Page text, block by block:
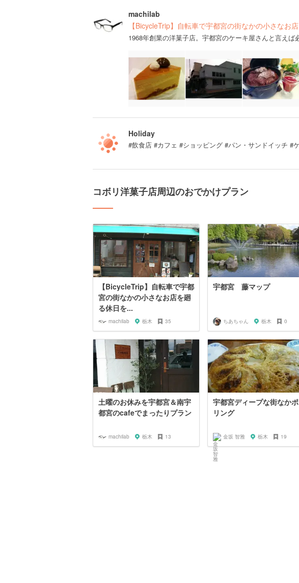
machilab
【BicycleTrip】自転車で宇都宮の街なかの小さなお
1968年創業の洋菓子店。宇都宮のケーキ屋さんと言えば
Holiday
#飲食店 #カフェ #ショッピング #パン・サンドイッチ #
コボリ洋菓子店周辺のおでかけプラン
【BicycleTrip】自転車で宇都
宮の街なかの小さなお店を廻
る休日を...
machilab 栃木 35
宇都宮 藤マップ
ちあちゃん 栃木 0
土曜のお休みを宇都宮＆南宇
都宮のcafeでまったりプラン
machilab 栃木 13
宇都宮ディープな街なか
リング
金坂 智雅 栃木 19